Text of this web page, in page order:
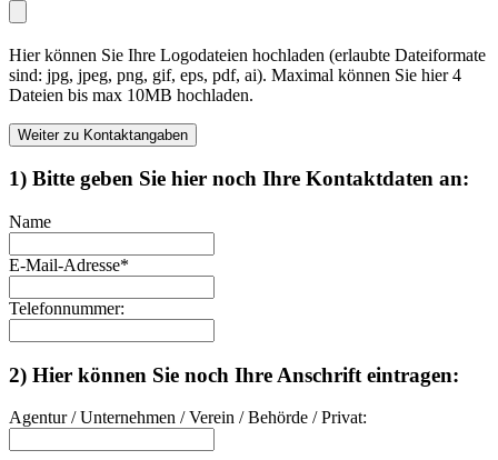
Hier können Sie Ihre Logodateien hochladen (erlaubte Dateiformate
sind: jpg, jpeg, png, gif, eps, pdf, ai). Maximal können Sie hier 4
Dateien bis max 10MB hochladen.
Weiter zu Kontaktangaben
1) Bitte geben Sie hier noch Ihre Kontaktdaten an:
Name
E-Mail-Adresse*
Telefonnummer:
2) Hier können Sie noch Ihre Anschrift eintragen:
Agentur / Unternehmen / Verein / Behörde / Privat: